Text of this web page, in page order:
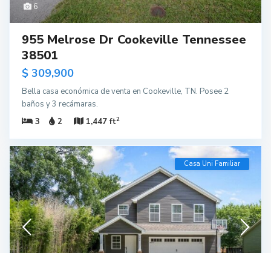
6
955 Melrose Dr Cookeville Tennessee
38501
$ 309,900
Bella casa económica de venta en Cookeville, TN. Posee 2
baños y 3 recámaras.
3
2 1,447 ft2
Casa Uni Familiar